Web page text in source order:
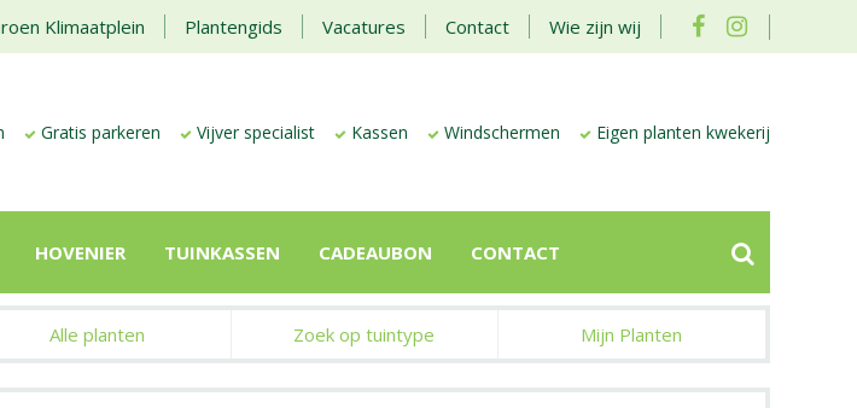
Klimaatplein Plantengids Vacatures Contact Wie zijn wij
Gratis parkeren Vijver specialist Kassen Windschermen Eigen planten kwekerij
HOVENIER TUINKASSEN CADEAUBON CONTACT
Alle planten Zoek op tuintype Mijn Planten